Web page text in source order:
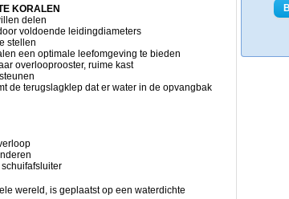
KORALEN
delen
voldoende leidingdiameters
stellen
een optimale leefomgeving te bieden
overlooprooster, ruime kast
de terugslagklep dat er water in de opvangbak
wereld, is geplaatst op een waterdichte